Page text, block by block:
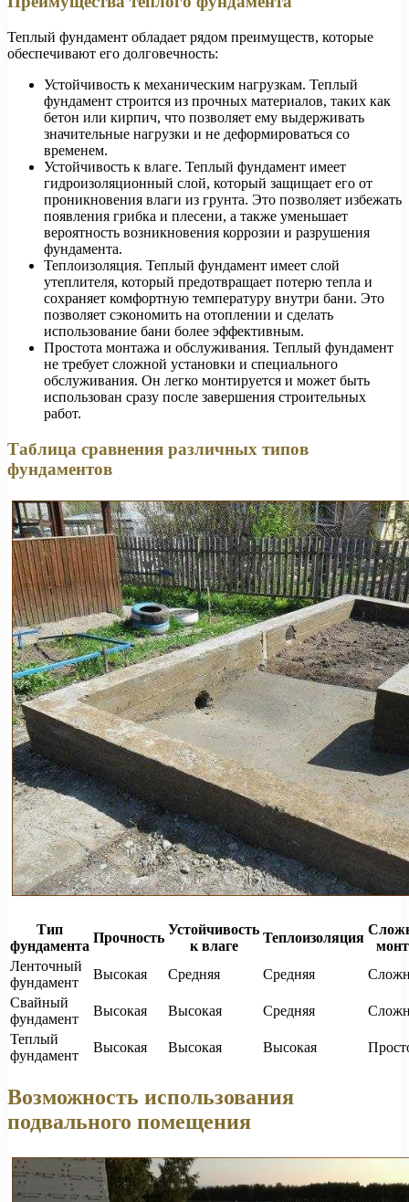
Теплый фундамент обладает рядом преимуществ, которые
обеспечивают его долговечность:
Устойчивость к механическим нагрузкам. Теплый
фундамент строится из прочных материалов, таких как
бетон или кирпич, что позволяет ему выдерживать
значительные нагрузки и не деформироваться со
временем.
Устойчивость к влаге. Теплый фундамент имеет
гидроизоляционный слой, который защищает его от
проникновения влаги из грунта. Это позволяет избежать
появления грибка и плесени, а также уменьшает
вероятность возникновения коррозии и разрушения
фундамента.
Теплоизоляция. Теплый фундамент имеет слой
утеплителя, который предотвращает потерю тепла и
сохраняет комфортную температуру внутри бани. Это
позволяет сэкономить на отоплении и сделать
использование бани более эффективным.
Простота монтажа и обслуживания. Теплый фундамент
не требует сложной установки и специального
обслуживания. Он легко монтируется и может быть
использован сразу после завершения строительных
работ.
Таблица сравнения различных типов
фундаментов
Тип
фундамента
Прочность
Устойчивость
к влаге
Теплоизоляция
Ленточный
фундамент
Высокая Средняя Средняя
Свайный
фундамент
Высокая Высокая Средняя
Теплый
фундамент
Высокая Высокая Высокая
Возможность использования
подвального помещения